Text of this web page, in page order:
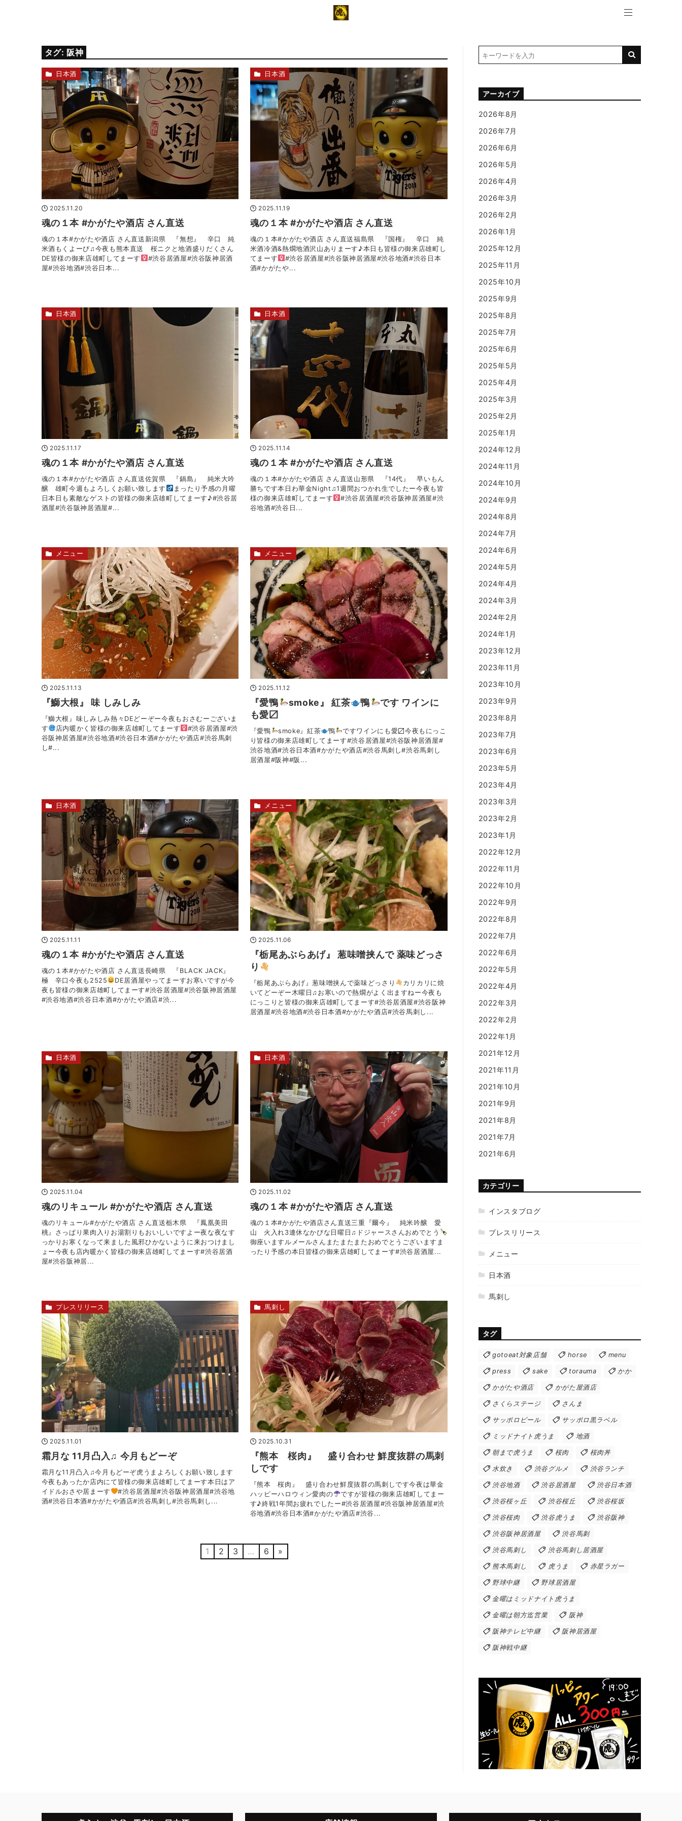
タグ: 阪神
2025.11.20
魂の１本 #かがたや酒店 さん直送
魂の１本#かがたや酒店 さん直送新潟県 『無想』 辛口 純
米酒もくよーび♫今夜も熊本直送 桜ニクと地酒盛りだくさん
DE皆様の御来店雄町してまーす‍
#渋谷居酒屋#渋谷阪神居酒
屋#渋谷地酒#渋谷日本...
日本酒
2025.11.19
魂の１本 #かがたや酒店 さん直送
魂の１本#かがたや酒店 さん直送福島県 『国権』 辛口 純
米酒冷酒&熱燗地酒沢山ありまーす♪本日も皆様の御来店雄町し
てまーす‍
#渋谷居酒屋#渋谷阪神居酒屋#渋谷地酒#渋谷日本
酒#かがたや...
日本酒
2025.11.17
魂の１本 #かがたや酒店 さん直送
魂の１本#かがたや酒店 さん直送佐賀県 『鍋島』 純米大吟
醸 雄町今週もよろしくお願い致します‍
まったり予感の月曜
日本日も素敵なゲストの皆様の御来店雄町してまーす♪#渋谷居
酒屋#渋谷阪神居酒屋#...
日本酒
2025.11.14
魂の１本 #かがたや酒店 さん直送
魂の１本#かがたや酒店 さん直送山形県 『14代』 早いもん
勝ちです本日わ華金Night♫1週間おつかれ生でしたー今夜も皆
様の御来店雄町してまーす‍
#渋谷居酒屋#渋谷阪神居酒屋#渋
谷地酒#渋谷日...
日本酒
2025.11.13
『鰤大根』 味 しみしみ
『鰤大根』味しみしみ熱々DEどーぞー今夜もおさむーございま
す
店内暖かく皆様の御来店雄町してまーす‍
#渋谷居酒屋#渋
谷阪神居酒屋#渋谷地酒#渋谷日本酒#かがたや酒店#渋谷馬刺
し#...
メニュー
2025.11.12
『愛鴨 smoke』 紅茶 鴨
です ワインに
も愛〼
『愛鴨 smoke』紅茶 鴨
ですワインにも愛〼今夜もにっこ
り皆様の御来店雄町してまーす#渋谷居酒屋#渋谷阪神居酒屋#
渋谷地酒#渋谷日本酒#かがたや酒店#渋谷馬刺し#渋谷馬刺し
居酒屋#阪神#阪...
メニュー
2025.11.11
魂の１本 #かがたや酒店 さん直送
魂の１本#かがたや酒店 さん直送長崎県 『BLACK JACK』
極 辛口今夜も2525
DE居酒屋やってまーすお寒いですが今
夜も皆様の御来店雄町してまーす#渋谷居酒屋#渋谷阪神居酒屋
#渋谷地酒#渋谷日本酒#かがたや酒店#渋...
日本酒
2025.11.06
『栃尾あぶらあげ』 葱味噌挟んで 薬味どっさ
り
『栃尾あぶらあげ』葱味噌挟んで薬味どっさり
カリカリに焼
いてどーぞー木曜日♫お寒いので熱燗がよく出ますねー今夜も
にっこりと皆様の御来店雄町してまーす#渋谷居酒屋#渋谷阪神
居酒屋#渋谷地酒#渋谷日本酒#かがたや酒店#渋谷馬刺し...
メニュー
2025.11.04
魂のリキュール #かがたや酒店 さん直送
魂のリキュール#かがたや酒店 さん直送栃木県 『鳳凰美田
桃』さっぱり果肉入りお湯割りもおいしいですよー夜な夜なす
っかりお寒くなって来ました風邪ひかないように来おつけまし
ょー今夜も店内暖かく皆様の御来店雄町してまーす#渋谷居酒
屋#渋谷阪神居...
日本酒
2025.11.02
魂の１本 #かがたや酒店 さん直送
魂の１本#かがたや酒店さん直送三重『爾今』 純米吟醸 愛
山 火入れ3連休なかびな日曜日♫ドジャースさんおめでとう
御座いますルメールさんまたまたまたおめでとうございますま
ったり予感の本日皆様の御来店雄町してまーす#渋谷居酒屋...
日本酒
2025.11.01
霜月な 11月凸入♫ 今月もどーぞ
霜月な11月凸入♫今月もどーぞ虎うまよろしくお願い致します
今夜もあったか店内にて皆様の御来店雄町してまーす本日はア
イドルおさや居まーす
#渋谷居酒屋#渋谷阪神居酒屋#渋谷地
酒#渋谷日本酒#かがたや酒店#渋谷馬刺し#渋谷馬刺し...
プレスリリース
2025.10.31
『熊本 桜肉』 盛り合わせ 鮮度抜群の馬刺
しです
『熊本 桜肉』 盛り合わせ鮮度抜群の馬刺しです今夜は華金
ハッピーハロウィン愛肉の
ですが皆様の御来店雄町してまー
す♪終戦1年間お疲れでしたー#渋谷居酒屋#渋谷阪神居酒屋#渋
谷地酒#渋谷日本酒#かがたや酒店#渋谷...
馬刺し
1 2 3 … 6 »
アーカイブ
2026年8月
2026年7月
2026年6月
2026年5月
2026年4月
2026年3月
2026年2月
2026年1月
2025年12月
2025年11月
2025年10月
2025年9月
2025年8月
2025年7月
2025年6月
2025年5月
2025年4月
2025年3月
2025年2月
2025年1月
2024年12月
2024年11月
2024年10月
2024年9月
2024年8月
2024年7月
2024年6月
2024年5月
2024年4月
2024年3月
2024年2月
2024年1月
2023年12月
2023年11月
2023年10月
2023年9月
2023年8月
2023年7月
2023年6月
2023年5月
2023年4月
2023年3月
2023年2月
2023年1月
2022年12月
2022年11月
2022年10月
2022年9月
2022年8月
2022年7月
2022年6月
2022年5月
2022年4月
2022年3月
2022年2月
2022年1月
2021年12月
2021年11月
2021年10月
2021年9月
2021年8月
2021年7月
2021年6月
カテゴリー
インスタブログ
プレスリリース
メニュー
日本酒
馬刺し
タグ
gotoeat対象店舗 horse menu
press sake torauma かか
かがたや酒店 かがた屋酒店
さくらステージ さんま
サッポロビール サッポロ黒ラベル
ミッドナイト虎うま 地酒
朝まで虎うま 桜肉 桜肉丼
水炊き 渋谷グルメ 渋谷ランチ
渋谷地酒 渋谷居酒屋 渋谷日本酒
渋谷桜ヶ丘 渋谷桜丘 渋谷桜坂
渋谷桜肉 渋谷虎うま 渋谷阪神
渋谷阪神居酒屋 渋谷馬刺
渋谷馬刺し 渋谷馬刺し居酒屋
熊本馬刺し 虎うま 赤星ラガー
野球中継 野球居酒屋
金曜はミッドナイト虎うま
金曜は朝方迄営業 阪神
阪神テレビ中継 阪神居酒屋
阪神戦中継